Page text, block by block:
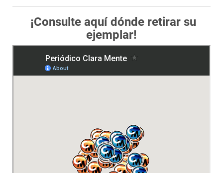
¡Consulte aquí dónde retirar su
ejemplar!